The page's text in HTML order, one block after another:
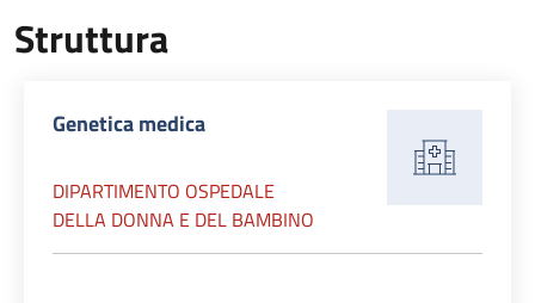
Struttura
Genetica medica
DIPARTIMENTO OSPEDALE
DELLA DONNA E DEL BAMBINO